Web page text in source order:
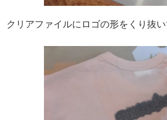
クリアファイルにロゴの形をくり抜い